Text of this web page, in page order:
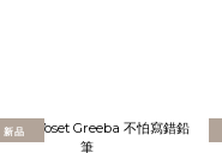
新品